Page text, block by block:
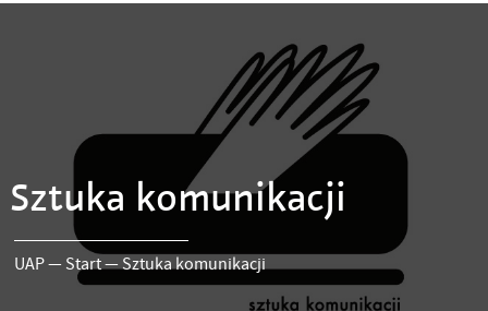
Sztuka komunikacji
UAP— Start—Sztuka komunikacji